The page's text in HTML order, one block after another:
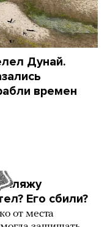
Дунай.
времен
пляжу
Его сбили?
от места